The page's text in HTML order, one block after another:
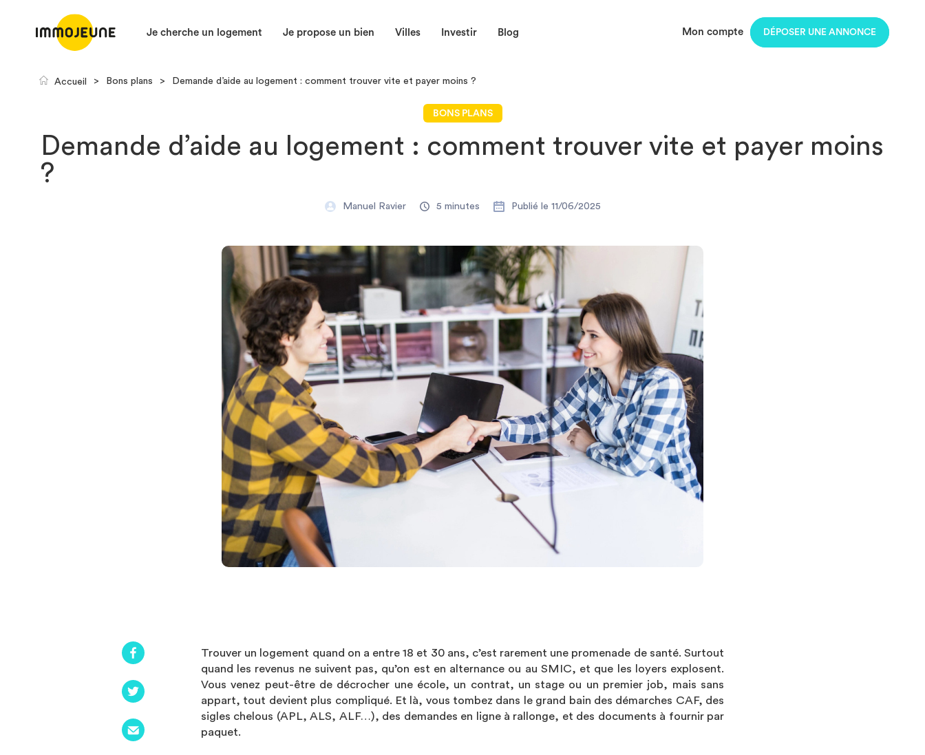
Je cherche un logement Je propose un bien Villes Investir Blog Mon compte DÉPOSER UNE ANNONCE
Accueil > Bons plans > Demande d’aide au logement : comment trouver vite et payer moins ?
BONS PLANS
Demande d’aide au logement : comment trouver vite et payer moins
?
Manuel Ravier 5 minutes Publié le 11/06/2025
Trouver un logement quand on a entre 18 et 30 ans, c’est rarement une promenade de santé. Surtout
quand les revenus ne suivent pas, qu’on est en alternance ou au SMIC, et que les loyers explosent.
Vous venez peut-être de décrocher une école, un contrat, un stage ou un premier job, mais sans
appart, tout devient plus compliqué. Et là, vous tombez dans le grand bain des démarches CAF, des
sigles chelous (APL, ALS, ALF…), des demandes en ligne à rallonge, et des documents à fournir par
paquet.